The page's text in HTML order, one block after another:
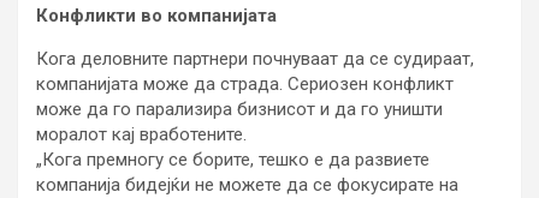
Конфликти во компанијата
Кога деловните партнери почнуваат да се судираат,
компанијата може да страда. Сериозен конфликт
може да го парализира бизнисот и да го уништи
моралот кај вработените.
„Кога премногу се борите, тешко е да развиете
компанија бидејќи не можете да се фокусирате на